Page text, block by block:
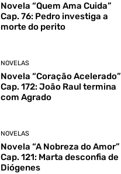
Novela “Quem Ama Cuida”
Cap. 76: Pedro investiga a
morte do perito
NOVELAS
Novela “Coração Acelerado”
Cap. 172: João Raul termina
com Agrado
NOVELAS
Novela “A Nobreza do Amor”
Cap. 121: Marta desconfia de
Diógenes